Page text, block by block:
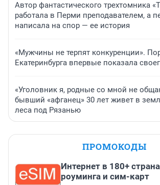
Автор фантастического трехтомника
работала в Перми преподавателем, а
написала на спор — ее история
«Мужчины не терпят конкуренции».
Екатеринбурга впервые показала
«Уголовник я, родные со мной не
бывший «афганец» 30 лет живет в
леса под Рязанью
ПРОМОКОДЫ
Интернет в 180+
роуминга и сим-карт